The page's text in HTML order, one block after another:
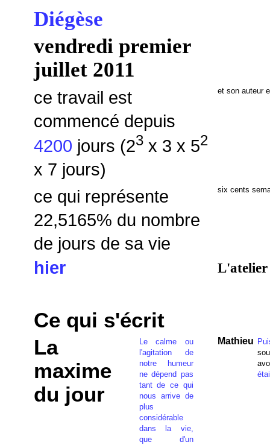
Diégèse
vendredi premier
juillet 2011
ce travail est
commencé depuis
4200 jours (23x 3 x 52
x 7 jours)
et son auteur
ce qui représente
22,5165% du nombre
de jours de sa vie
six cents
hier L'atelier
Ce qui s'écrit
La
maxime
du jour
Le calme ou
l'agitation de
notre humeur
ne dépend pas
tant de ce qui
nous arrive de
plus
considérable
dans la vie,
que d'un
Mathieu